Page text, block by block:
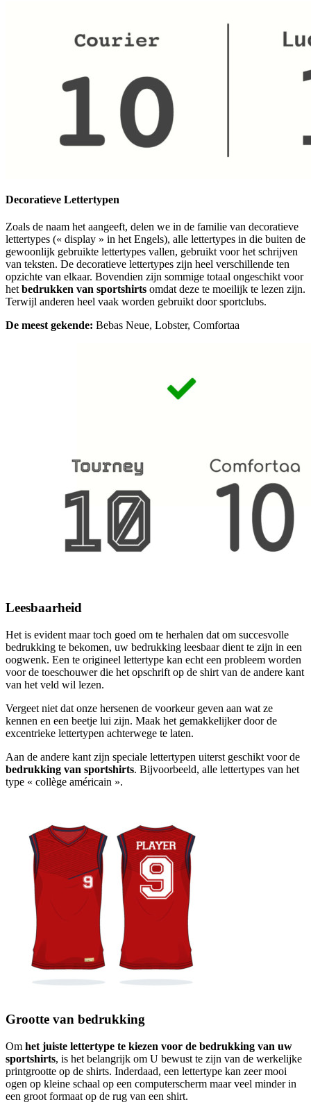
Decoratieve Lettertypen
Zoals de naam het aangeeft, delen we in de familie van decoratieve
lettertypes (« display » in het Engels), alle lettertypes in die buiten de
gewoonlijk gebruikte lettertypes vallen, gebruikt voor het schrijven
van teksten. De decoratieve lettertypes zijn heel verschillende ten
opzichte van elkaar. Bovendien zijn sommige totaal ongeschikt voor
het bedrukken van sportshirts omdat deze te moeilijk te lezen zijn.
Terwijl anderen heel vaak worden gebruikt door sportclubs.
De meest gekende: Bebas Neue, Lobster, Comfortaa
Leesbaarheid
Het is evident maar toch goed om te herhalen dat om succesvolle
bedrukking te bekomen, uw bedrukking leesbaar dient te zijn in een
oogwenk. Een te origineel lettertype kan echt een probleem worden
voor de toeschouwer die het opschrift op de shirt van de andere kant
van het veld wil lezen.
Vergeet niet dat onze hersenen de voorkeur geven aan wat ze
kennen en een beetje lui zijn. Maak het gemakkelijker door de
excentrieke lettertypen achterwege te laten.
Aan de andere kant zijn speciale lettertypen uiterst geschikt voor de
bedrukking van sportshirts. Bijvoorbeeld, alle lettertypes van het
type « collège américain ».
Grootte van bedrukking
Om het juiste lettertype te kiezen voor de bedrukking van uw
sportshirts, is het belangrijk om U bewust te zijn van de werkelijke
printgrootte op de shirts. Inderdaad, een lettertype kan zeer mooi
ogen op kleine schaal op een computerscherm maar veel minder in
een groot formaat op de rug van een shirt.